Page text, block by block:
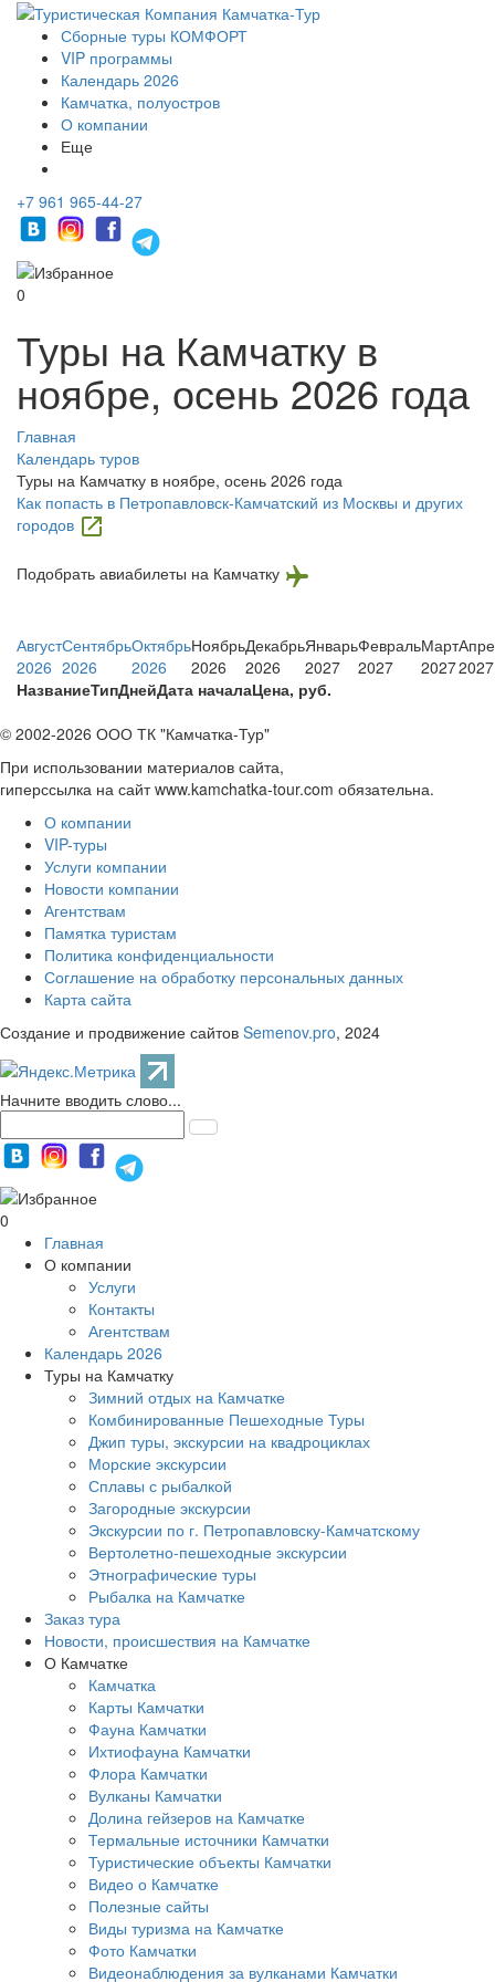
Сборные туры КОМФОРТ
VIP программы
Календарь 2026
Камчатка, полуостров
О компании
Еще
+7 961 965-44-27
0
Туры на Камчатку в
ноябре, осень 2026 года
Главная
Календарь туров
Туры на Камчатку в ноябре, осень 2026 года
Как попасть в Петропавловск-Камчатский из Москвы и других
городов
Подобрать авиабилеты на Камчатку
Август
2026
Сентябрь
2026
Октябрь
2026
Ноябрь
2026
Декабрь
2026
Январь
2027
Февраль
2027
Март
20272027
НазваниеТипДнейДата началаЦена, руб.
© 2002-2026 ООО ТК "Камчатка-Тур"
При использовании материалов сайта,
гиперссылка на сайт www.kamchatka-tour.com обязательна.
О компании
VIP-туры
Услуги компании
Новости компании
Агентствам
Памятка туристам
Политика конфиденциальности
Соглашение на обработку персональных данных
Карта сайта
Создание и продвижение сайтов Semenov.pro, 2024
Начните вводить слово...
0
Главная
О компании
Услуги
Контакты
Агентствам
Календарь 2026
Туры на Камчатку
Зимний отдых на Камчатке
Комбинированные Пешеходные Туры
Джип туры, экскурсии на квадроциклах
Морские экскурсии
Сплавы с рыбалкой
Загородные экскурсии
Экскурсии по г. Петропавловску-Камчатскому
Вертолетно-пешеходные экскурсии
Этнографические туры
Рыбалка на Камчатке
Заказ тура
Новости, происшествия на Камчатке
О Камчатке
Камчатка
Карты Камчатки
Фауна Камчатки
Ихтиофауна Камчатки
Флора Камчатки
Вулканы Камчатки
Долина гейзеров на Камчатке
Термальные источники Камчатки
Туристические объекты Камчатки
Видео о Камчатке
Полезные сайты
Виды туризма на Камчатке
Фото Камчатки
Видеонаблюдения за вулканами Камчатки